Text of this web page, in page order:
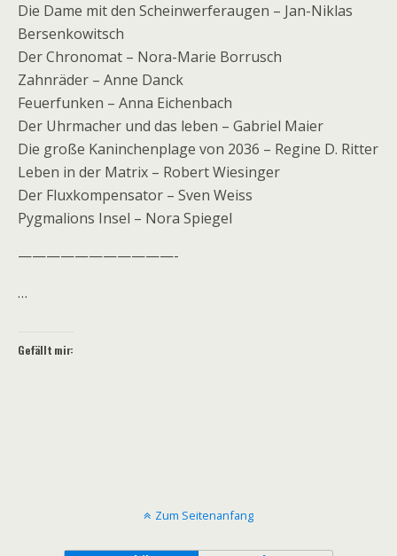
Die Dame mit den Scheinwerferaugen – Jan-Niklas
Bersenkowitsch
Der Chronomat – Nora-Marie Borrusch
Zahnräder – Anne Danck
Feuerfunken – Anna Eichenbach
Der Uhrmacher und das leben – Gabriel Maier
Die große Kaninchenplage von 2036 – Regine D. Ritter
Leben in der Matrix – Robert Wiesinger
Der Fluxkompensator – Sven Weiss
Pygmalions Insel – Nora Spiegel
———————————-
…
Gefällt mir:
Zum Seitenanfang